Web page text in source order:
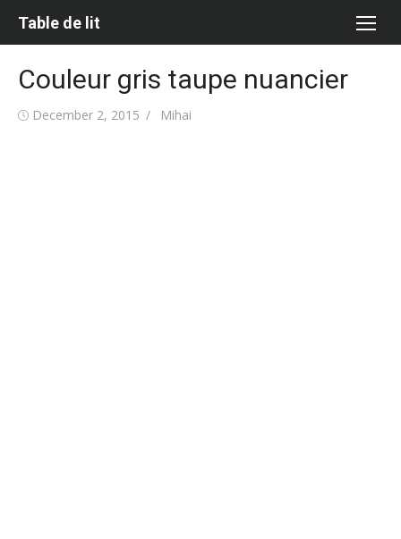
Table de lit
Couleur gris taupe nuancier
Posted
December 2, 2015 Author
Mihai